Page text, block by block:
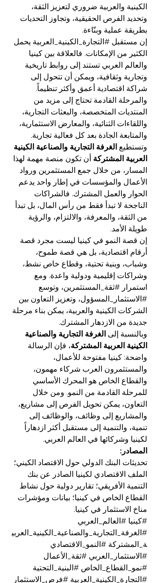
الكينية والعربية ضروري لتعزيز الثقة،
وتحديد الفرص الحقيقية، وتجاوز التحديات
بطريقة عملية وبنّاءة.
إن مستقبل #التجارة_الكينية_العربية يحمل
الكثير من الإمكانات. فالعلاقة بين كينيا
والعالم العربي تستند إلى روابط تاريخية
وتجارية وثقافية، ويمكن أن تتحول إلى
شراكة اقتصادية أعمق وأكثر تنظيماً.
والمرحلة القادمة تحتاج إلى مزيد من
المنتديات المتخصصة، والبعثات التجارية،
واللقاءات الثنائية، والمعارض الاستثمارية،
والمتابعة الجادة بعد كل فعالية تجارية.
وتستطيع الغرفة التجارية والصناعية الكينية
العربية المشتركة أن تكون منصة مهمة لهذا
المسار، من خلال جمع المستثمرين ورواد
الأعمال والمؤسسات في إطار واحد يدعم
الحوار والعمل المشترك. فالشراكات
الناجحة لا تبدأ فقط من رأس المال، بل تبدأ
من الثقة، والمعرفة، والالتزام، والرؤية
طويلة الأمد.
إن قصة النمو في كينيا ليست مجرد قصة
أرقام اقتصادية، بل هي قصة طموح،
وشباب، وبنية تحتية، وقطاع خاص نشط،
وشراكات إقليمية ودولية واعدة. ومع
استمرار #ثقة_المستثمرين، وتوسع
#الاستثمار_المسؤول، وتعزيز التعاون بين
الشركات الكينية والعربية، يمكن بناء مرحلة
جديدة من الازدهار المشترك.
وبالنسبة إلى الغرفة التجارية والصناعية
الكينية العربية المشتركة، فإن الرسالة
واضحة: كينيا مفتوحة للأعمال،
والمستثمرون العرب شركاء مهمون،
والقطاع الخاص هو المحرك الأساسي
للمرحلة القادمة من النمو. ومن خلال
التعاون، يمكن تحويل الفرص إلى مشاريع،
والمشاريع إلى وظائف، والوظائف إلى
تنمية، والتنمية إلى مستقبل أكثر ازدهاراً
لكينيا وشركائها في العالم العربي.
المصادر:
تحديثات البنك الدولي حول الاقتصاد الكيني؛
الملف الاقتصادي لكينيا الصادر عن بنك
التنمية الأفريقي؛ تقارير دولية حول نشاط
القطاع الخاص في كينيا؛ بيانات ومؤشرات
مناخ الاستثمار في كينيا.
#كينيا #العالم_العربي
#الغرفة_التجارية_والصناعية_الكينية_العربي
ة_المشتركة #النمو_الاقتصادي
#الاستثمار_العربي #ثقة_الأعمال
#نمو_القطاع_الخاص #البنية_التحتية
#التجارة_الكينية_العربية #فرص_الاستثمار